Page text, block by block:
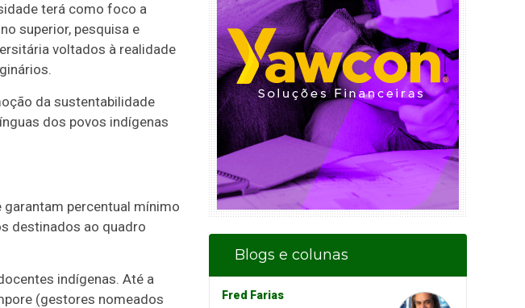
terá como foco a
superior, pesquisa e
voltados à realidade
da sustentabilidade
dos povos indígenas
percentual mínimo
destinados ao quadro
indígenas. Até a
(gestores nomeados
Blogs e colunas
Fred Farias